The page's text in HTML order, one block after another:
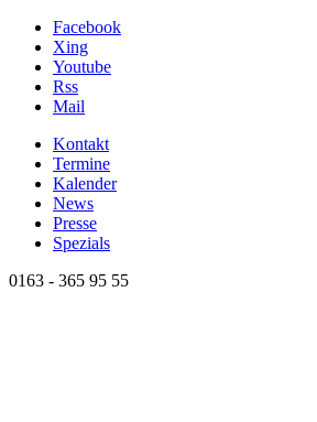
Facebook
Xing
Youtube
Rss
Mail
Kontakt
Termine
Kalender
News
Presse
Spezials
0163 - 365 95 55